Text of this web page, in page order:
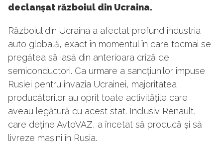
declanșat războiul din Ucraina.
Războiul din Ucraina a afectat profund industria
auto globală, exact în momentul în care tocmai se
pregătea să iasă din anterioara criză de
semiconductori. Ca urmare a sancțiunilor impuse
Rusiei pentru invazia Ucrainei, majoritatea
producătorilor au oprit toate activitățile care
aveau legătură cu acest stat. Inclusiv Renault,
care deține AvtoVAZ, a încetat să producă și să
livreze mașini în Rusia.